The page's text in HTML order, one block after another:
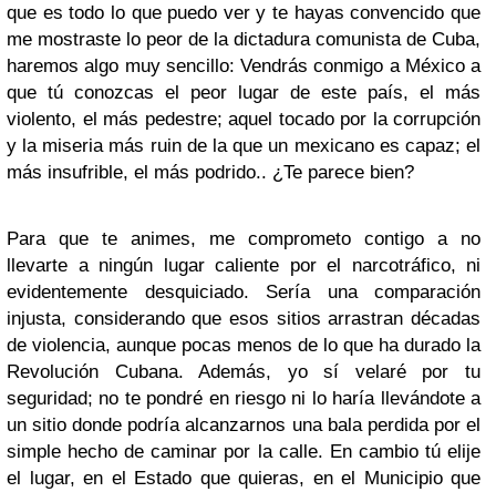
que es todo lo que puedo ver y te hayas convencido que
me mostraste lo peor de la dictadura comunista de Cuba,
haremos algo muy sencillo: Vendrás conmigo a México a
que tú conozcas el peor lugar de este país, el más
violento, el más pedestre; aquel tocado por la corrupción
y la miseria más ruin de la que un mexicano es capaz; el
más insufrible, el más podrido.. ¿Te parece bien?
Para que te animes, me comprometo contigo a no
llevarte a ningún lugar caliente por el narcotráfico, ni
evidentemente desquiciado. Sería una comparación
injusta, considerando que esos sitios arrastran décadas
de violencia, aunque pocas menos de lo que ha durado la
Revolución Cubana. Además, yo sí velaré por tu
seguridad; no te pondré en riesgo ni lo haría llevándote a
un sitio donde podría alcanzarnos una bala perdida por el
simple hecho de caminar por la calle. En cambio tú elije
el lugar, en el Estado que quieras, en el Municipio que